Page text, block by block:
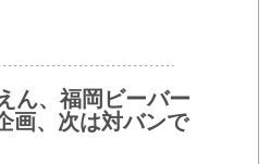
ん、福岡ビーバー
画、次は対バンで